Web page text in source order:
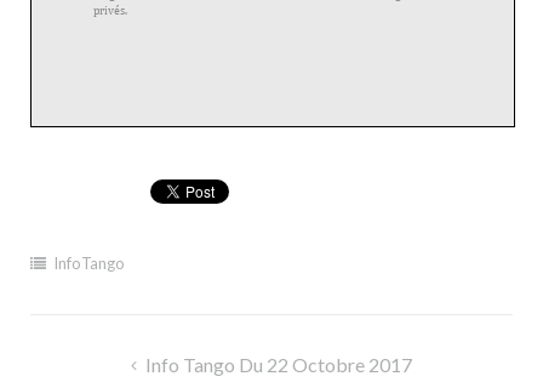
InfoTango
NavigationInfo Tango Du 22 Octobre 2017